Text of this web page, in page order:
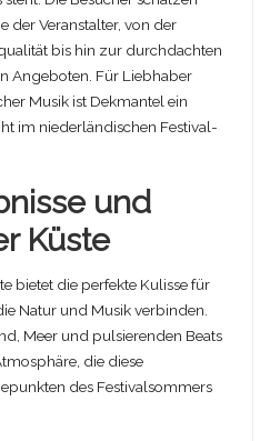
der Veranstalter, von der
bis hin zur durchdachten
Angeboten. Für Liebhaber
Musik ist Dekmantel ein
im niederländischen Festival-
und
Küste
bietet die perfekte Kulisse für
Natur und Musik verbinden.
Meer und pulsierenden Beats
die diese
des Festivalsommers